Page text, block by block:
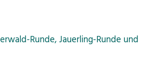
Runde, Jauerling-Runde und